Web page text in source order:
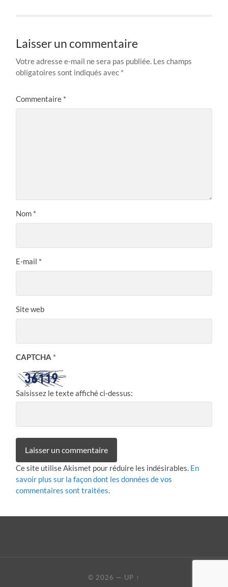
Laisser un commentaire
Votre adresse e-mail ne sera pas publiée. Les champs
obligatoires sont indiqués avec *
Commentaire *
Nom *
E-mail *
Site web
CAPTCHA *
Saisissez le texte affiché ci-dessus:
Ce site utilise Akismet pour réduire les indésirables. En
savoir plus sur la façon dont les données de vos
commentaires sont traitées.
© 2026 — UP ↑